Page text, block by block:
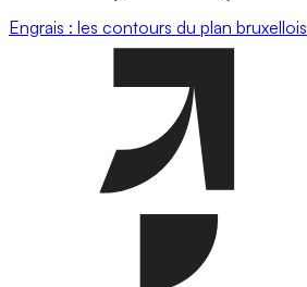
Engrais : les contours du plan bruxellois